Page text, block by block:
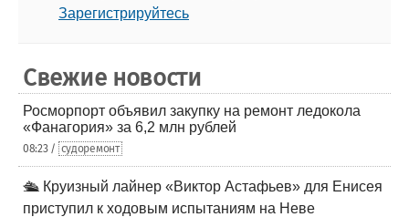
Зарегистрируйтесь
Свежие новости
Росморпорт объявил закупку на ремонт ледокола
«Фанагория» за 6,2 млн рублей
08:23 / судоремонт
🛳️ Круизный лайнер «Виктор Астафьев» для Енисея
приступил к ходовым испытаниям на Неве